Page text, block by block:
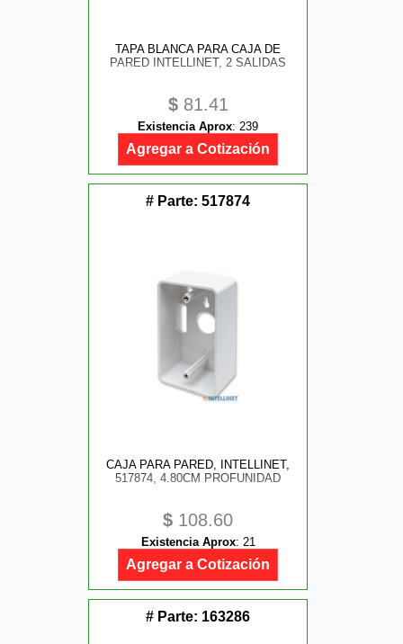
TAPA BLANCA PARA CAJA DE
PARED INTELLINET, 2 SALIDAS
$81.41
Existencia Aprox: 239
Agregar a Cotización
# Parte: 517874
CAJA PARA PARED, INTELLINET,
517874, 4.80CM PROFUNIDAD
$ 108.60
Existencia Aprox: 21
Agregar a Cotización
# Parte: 163286